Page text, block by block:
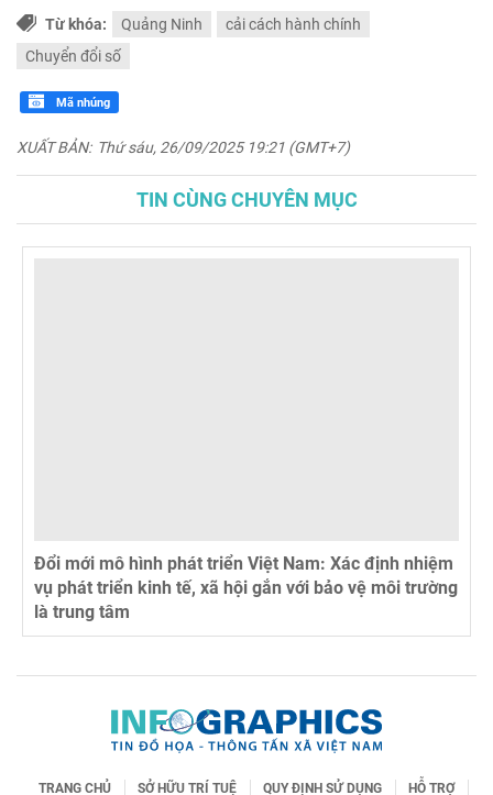
Từ khóa: Quảng Ninh
cải cách hành chính
Chuyển đổi số
Mã nhúng
XUẤT BẢN: Thứ sáu, 26/09/2025 19:21 (GMT+7)
TIN CÙNG CHUYÊN MỤC
Đổi mới mô hình phát triển Việt Nam: Xác định nhiệm
vụ phát triển kinh tế, xã hội gắn với bảo vệ môi trường
là trung tâm
TRANG CHỦ SỞ HỮU TRÍ TUỆ QUY ĐỊNH SỬ DỤNG HỖ TRỢ